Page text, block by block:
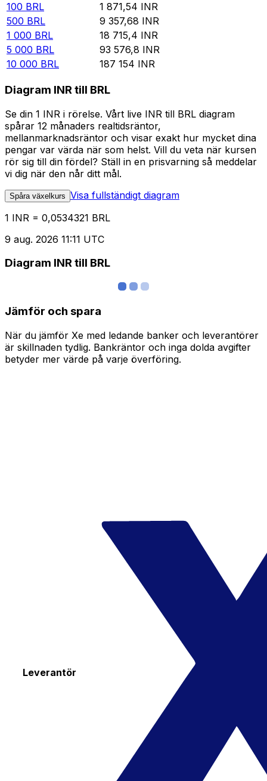
100 BRL 1 871,54 INR
500 BRL 9 357,68 INR
1 000 BRL 18 715,4 INR
5 000 BRL 93 576,8 INR
10 000 BRL 187 154 INR
Diagram INR till BRL
Se din 1 INR i rörelse. Vårt live INR till BRL diagram
spårar 12 månaders realtidsräntor,
mellanmarknadsräntor och visar exakt hur mycket dina
pengar var värda när som helst. Vill du veta när kursen
rör sig till din fördel? Ställ in en prisvarning så meddelar
vi dig när den når ditt mål.
Spåra växelkurs Visa fullständigt diagram
1 INR = 0,0534321 BRL
9 aug. 2026 11:11 UTC
Diagram INR till BRL
Jämför och spara
När du jämför Xe med ledande banker och leverantörer
är skillnaden tydlig. Bankräntor och inga dolda avgifter
betyder mer värde på varje överföring.
Leverantör